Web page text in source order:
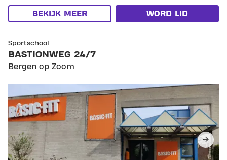
BEKIJK MEER WORD LID
Sportschool
BASTIONWEG 24/7
Bergen op Zoom